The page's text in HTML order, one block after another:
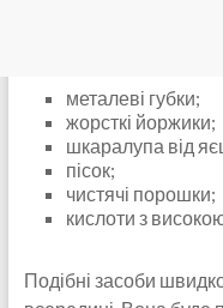
металеві губки;
жорсткі йоржики;
шкаралупа від
пісок;
чистячі порошки;
кислоти з
Подібні засоби